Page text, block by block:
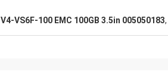
V4-VS6F-100 EMC 100GB 3.5in 005050183,